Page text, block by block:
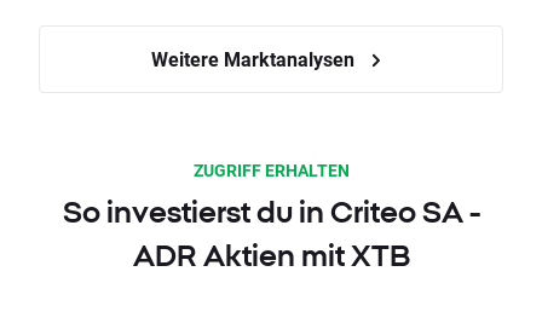
Weitere Marktanalysen
ZUGRIFF ERHALTEN
So investierst du in Criteo SA -
ADR Aktien mit XTB